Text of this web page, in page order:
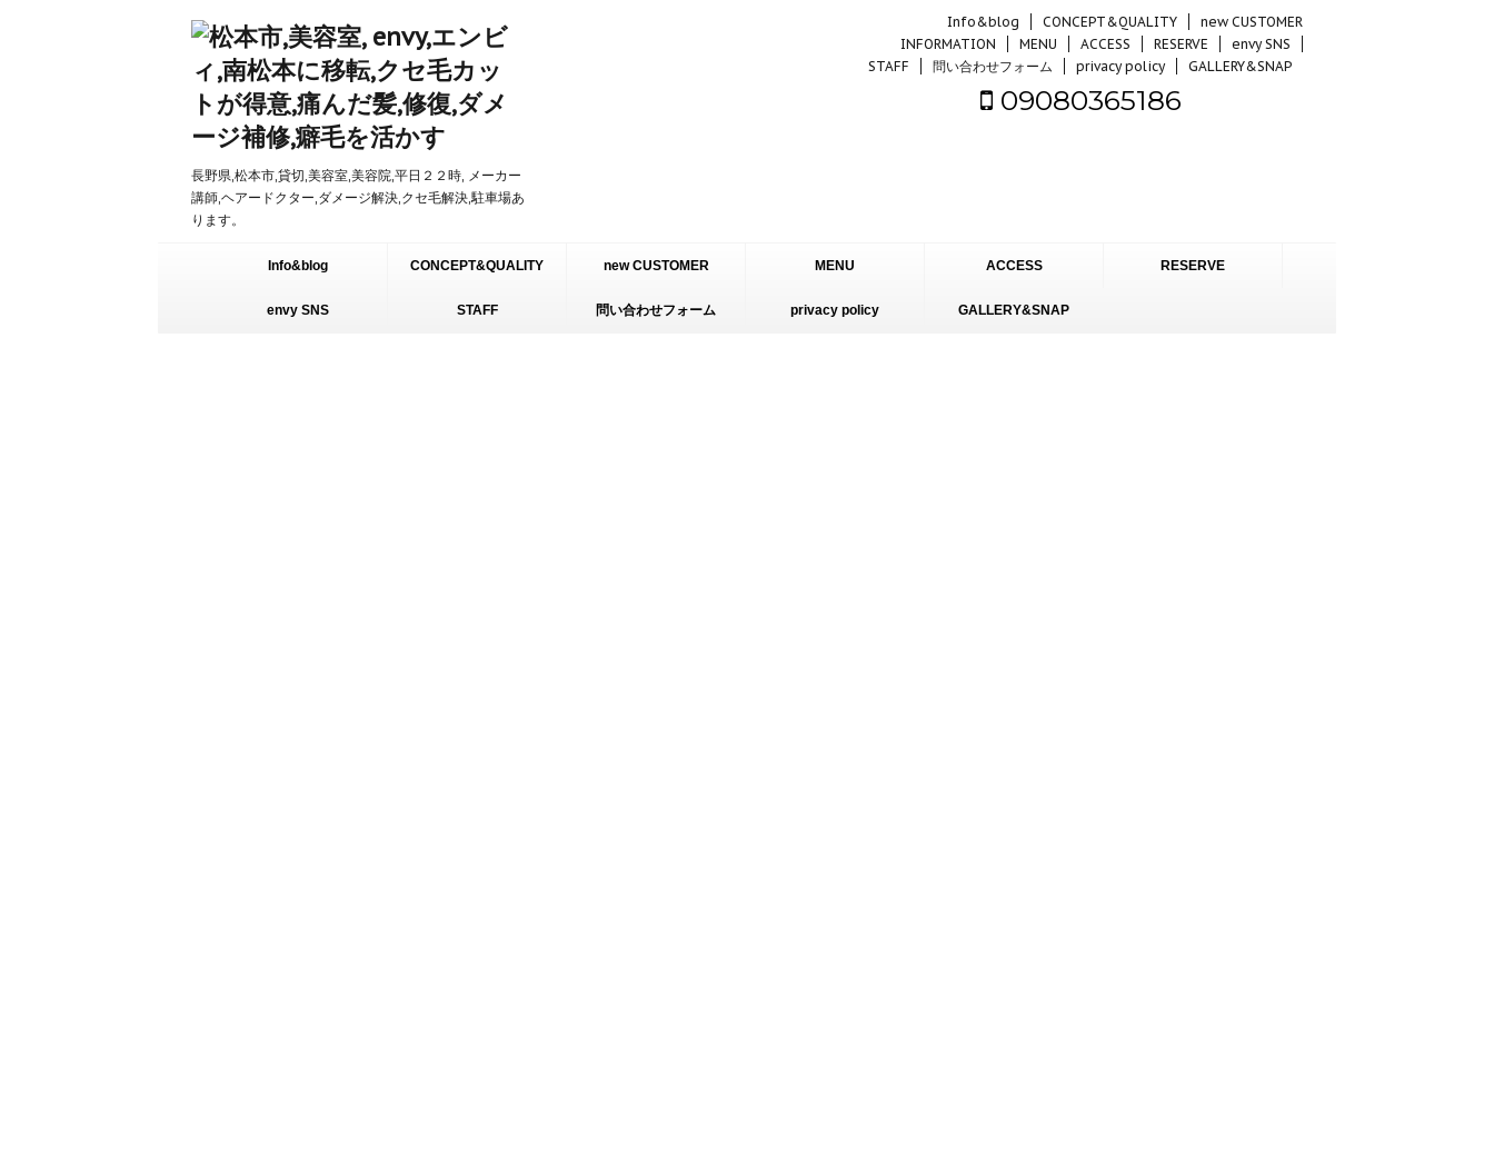
長野県,松本市,貸切,美容室,美容院,平日２２時, メーカー
講師,ヘアードクター,ダメージ解決,クセ毛解決,駐車場あ
ります。
Info&blog CONCEPT&QUALITY
new CUSTOMER
INFORMATION
MENU ACCESS RESERVE
envy SNS
STAFF
問い合わせフォーム privacy policy GALLERY&SNAP
09080365186
Info&blog CONCEPT&QUALITY new CUSTOMER
INFORMATION
MENU ACCESS RESERVE
envy SNS STAFF 問い合わせフォーム privacy policy GALLERY&SNAP